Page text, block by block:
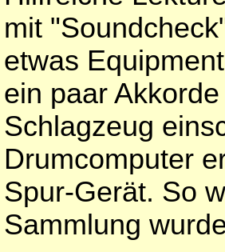
mit
etwas
ein paar
Schlagzeug
Drumcomputer
Spur-Gerät. So
Sammlung